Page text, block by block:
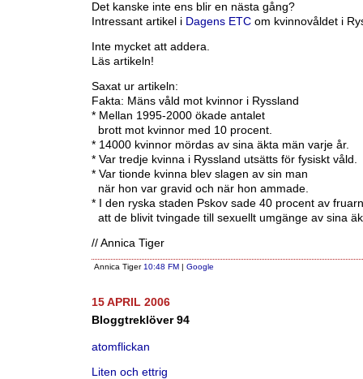
Det kanske inte ens blir en nästa gång?
Intressant artikel i Dagens ETC om kvinnovåldet i
Inte mycket att addera.
Läs artikeln!
Saxat ur artikeln:
Fakta: Mäns våld mot kvinnor i Ryssland
* Mellan 1995-2000 ökade antalet
brott mot kvinnor med 10 procent.
* 14000 kvinnor mördas av sina äkta män varje år.
* Var tredje kvinna i Ryssland utsätts för fysiskt våld.
* Var tionde kvinna blev slagen av sin man
när hon var gravid och när hon ammade.
* I den ryska staden Pskov sade 40 procent av
att de blivit tvingade till sexuellt umgänge av sina
// Annica Tiger
Annica Tiger 10:48 FM | Google
15 APRIL 2006
Bloggtreklöver 94
atomflickan
Liten och ettrig